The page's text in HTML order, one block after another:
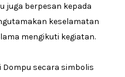
juga berpesan kepada
keselamatan
mengikuti kegiatan.
Dompu secara simbolis